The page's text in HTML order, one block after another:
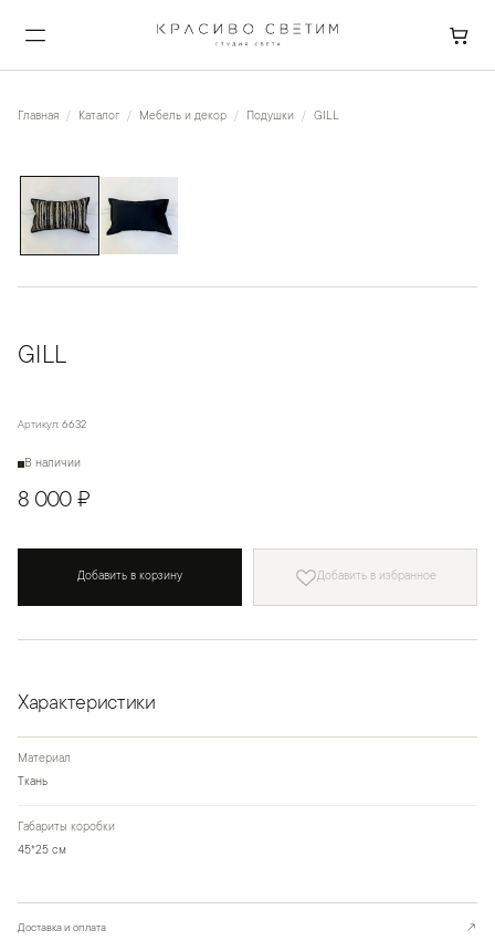
Главная Каталог Мебель и декор Подушки GILL
GILL
Артикул: 6632
В наличии
8 000 ₽
Добавить в корзину Добавить в избранное
Характеристики
Материал
Ткань
Габариты коробки
45*25 см
Доставка и оплата ↗